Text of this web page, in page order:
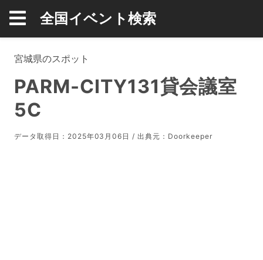
全国イベント検索
宮城県のスポット
PARM-CITY131貸会議室
5C
データ取得日：2025年03月06日 / 出典元： Doorkeeper